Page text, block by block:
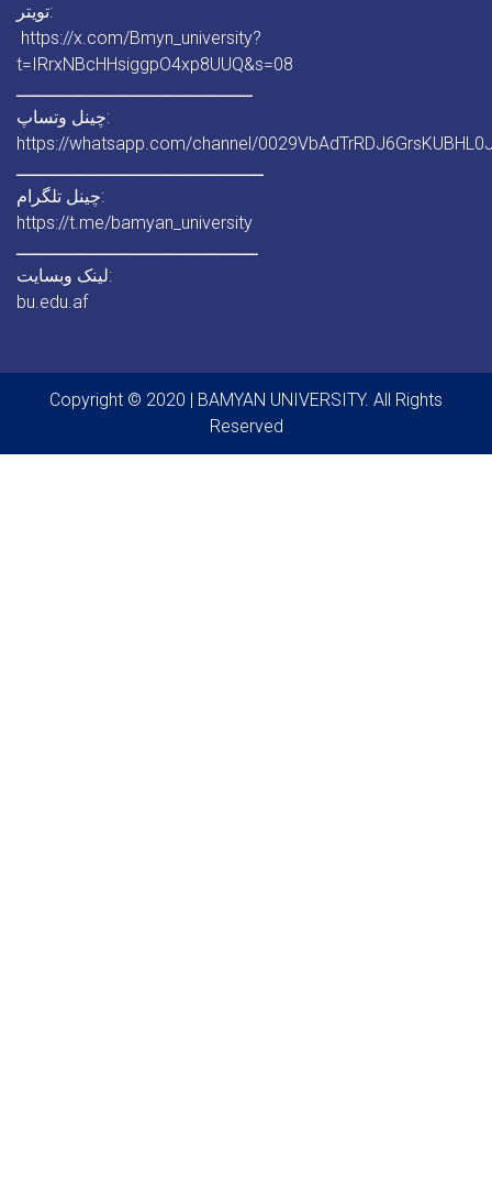
تویتر:
https://x.com/Bmyn_university?
t=IRrxNBcHHsiggpO4xp8UUQ&s=08
ـــــــــــــــــــــــــــــــــــــــــــ
چینل وتساپ:
https://whatsapp.com/channel/
ـــــــــــــــــــــــــــــــــــــــــــــ
چینل تلگرام:
https://t.me/bamyan_university
ــــــــــــــــــــــــــــــــــــــــــــ
لینک وبسایت:
bu.edu.af
Copyright © 2020 | BAMYAN UNIVERSITY. All Rights
Reserved